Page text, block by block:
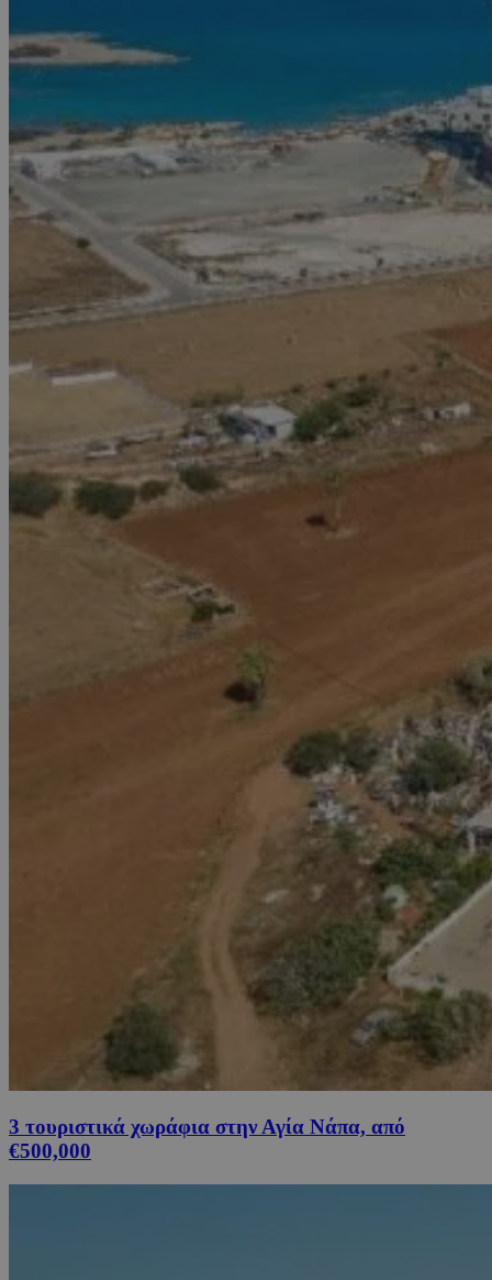
3 τουριστικά χωράφια στην Αγία Νάπα, από
€500,000